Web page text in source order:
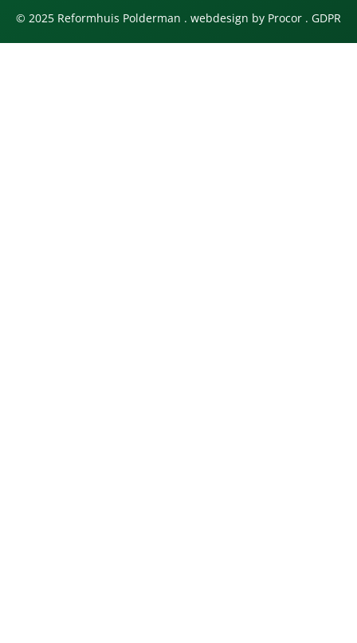
© 2025 Reformhuis Polderman . webdesign by Procor . GDPR